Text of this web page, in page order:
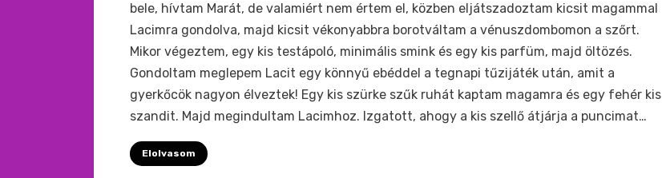
bele, hívtam Marát, de valamiért nem értem el, közben eljátszadoztam kicsit magammal
Lacimra gondolva, majd kicsit vékonyabbra borotváltam a vénuszdombomon a szőrt.
Mikor végeztem, egy kis testápoló, minimális smink és egy kis parfüm, majd öltözés.
Gondoltam meglepem Lacit egy könnyű ebéddel a tegnapi tűzijáték után, amit a
gyerkőcök nagyon élveztek! Egy kis szürke szűk ruhát kaptam magamra és egy fehér kis
szandit. Majd megindultam Lacimhoz. Izgatott, ahogy a kis szellő átjárja a puncimat…
Elolvasom